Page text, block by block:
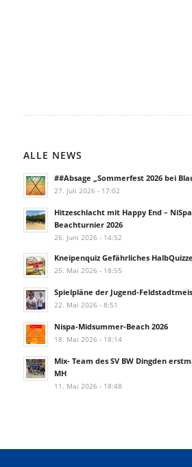
ALLE NEWS
##Absage „Sommerfest 2026 bei
27. Juli 2026 - 17:02
Hitzeschlacht mit Happy End –
Beachturnier 2026
26. Juni 2026 - 14:52
Kneipenquiz Gefährliches
25. Mai 2026 - 18:55
Spielpläne der Jugend-
22. Mai 2026 - 8:51
Nispa-Midsummer-Beach 2026
18. Mai 2026 - 18:14
Mix- Team des SV BW Dingden
MH
11. Mai 2026 - 18:48